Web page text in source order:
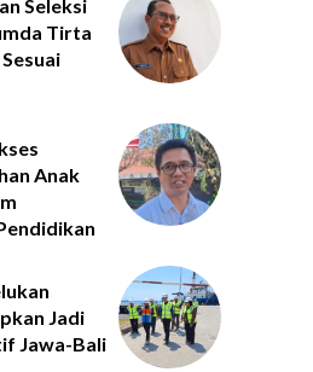
Seleksi
Tirta
Anak
Jadi
Jawa-Bali